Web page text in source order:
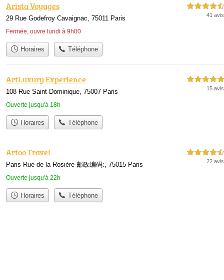
Arista Voyages
29 Rue Godefroy Cavaignac, 75011 Paris
Fermée, ouvre lundi à 9h00
4,5 étoiles sur 5
41 avis
Horaires Téléphone
ArtLuxury Experience
108 Rue Saint-Dominique, 75007 Paris
Ouverte jusqu'à 18h
5,0 étoiles sur 5
15 avis
Horaires Téléphone
Artoo Travel
Paris Rue de la Rosière 邮政编码:, 75015 Paris
Ouverte jusqu'à 22h
4,5 étoiles sur 5
22 avis
Horaires Téléphone